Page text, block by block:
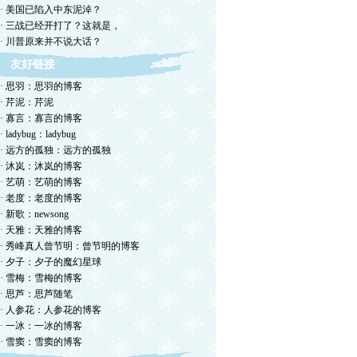
· 美国已陷入中东泥淖？
· 三战已经开打了？这就是，
· 川普原来并不说大话？
友好链接
· 思羽：思羽的博客
· 芹泥：芹泥
· 寡言：寡言的博客
· ladybug：ladybug
· 远方的孤独：远方的孤独
· 沐岚：沐岚的博客
· 艺萌：艺萌的博客
· 老度：老度的博客
· 新歌：newsong
· 天雅：天雅的博客
· 秀峰真人曾节明：曾节明的博客
· 夕子：夕子的魔幻星球
· 雪梅：雪梅的博客
· 思芦：思芦随笔
· 人参花：人参花的博客
· 一冰：一冰的博客
· 雪窦：雪窦的博客